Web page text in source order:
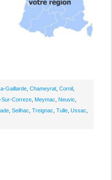
Gaillarde Chameyrat Cornil
Sur-Correze Meymac Neuvic
Seilhac Treignac Tulle Ussac